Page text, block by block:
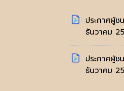
ประกาศผู้ช
ธันวาคม
ประกาศผู้ช
ธันวาคม